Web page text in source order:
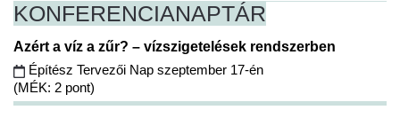
KONFERENCIANAPTÁR
Azért a víz a zűr? – vízszigetelések rendszerben
Építész Tervezői Nap szeptember 17-én
(MÉK: 2 pont)